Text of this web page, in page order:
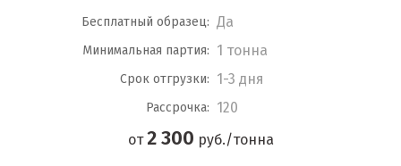
Бесплатный образец: Да
Минимальная партия: 1 тонна
Срок отгрузки: 1-3 дня
Рассрочка: 120
от2 300 руб./тонна